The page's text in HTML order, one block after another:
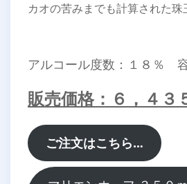
カオの苦みまでも計算された珠
アルコール度数：１８％
販売価格：６，４３
ご注文はこちら…